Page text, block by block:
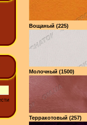
Вощаный (225)
Молочный (1500)
Терракотовый (257)